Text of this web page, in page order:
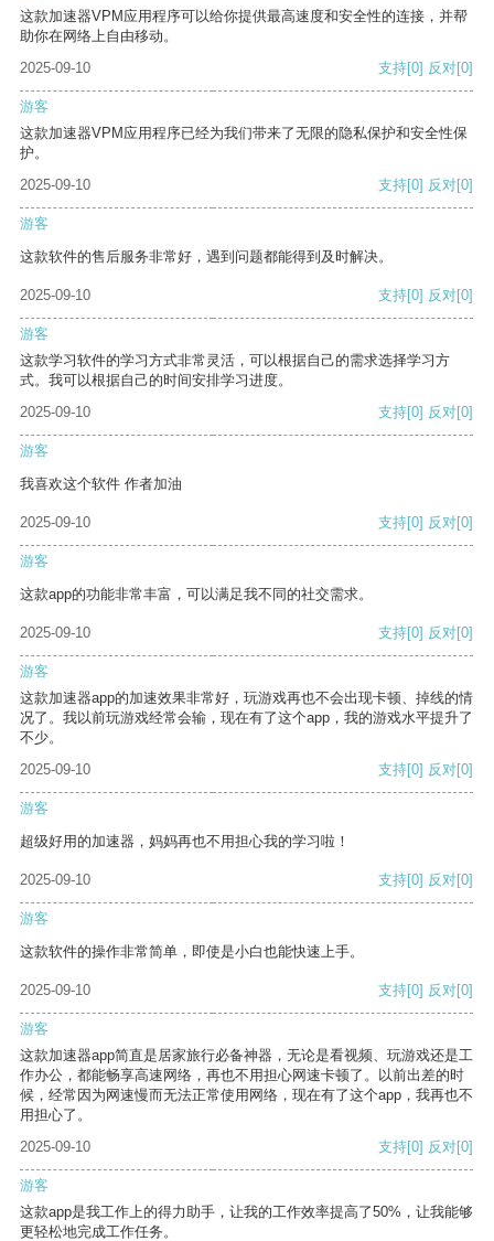
这款加速器VPM应用程序可以给你提供最高速度和安全性的连接，并帮
助你在网络上自由移动。
2025-09-10
支持[0] 反对[0]
游客
这款加速器VPM应用程序已经为我们带来了无限的隐私保护和安全性保
护。
2025-09-10
支持[0] 反对[0]
游客
这款软件的售后服务非常好，遇到问题都能得到及时解决。
2025-09-10 支持[0] 反对[0]
游客
这款学习软件的学习方式非常灵活，可以根据自己的需求选择学习方
式。我可以根据自己的时间安排学习进度。
2025-09-10
支持[0] 反对[0]
游客
我喜欢这个软件 作者加油
2025-09-10 支持[0] 反对[0]
游客
这款app的功能非常丰富，可以满足我不同的社交需求。
2025-09-10 支持[0] 反对[0]
游客
这款加速器app的加速效果非常好，玩游戏再也不会出现卡顿、掉线的情
况了。我以前玩游戏经常会输，现在有了这个app，我的游戏水平提升了
不少。
2025-09-10
支持[0] 反对[0]
游客
超级好用的加速器，妈妈再也不用担心我的学习啦！
2025-09-10 支持[0] 反对[0]
游客
这款软件的操作非常简单，即使是小白也能快速上手。
2025-09-10 支持[0] 反对[0]
游客
这款加速器app简直是居家旅行必备神器，无论是看视频、玩游戏还是工
作办公，都能畅享高速网络，再也不用担心网速卡顿了。以前出差的时
候，经常因为网速慢而无法正常使用网络，现在有了这个app，我再也不
用担心了。
2025-09-10
支持[0] 反对[0]
游客
这款app是我工作上的得力助手，让我的工作效率提高了50%，让我能够
更轻松地完成工作任务。